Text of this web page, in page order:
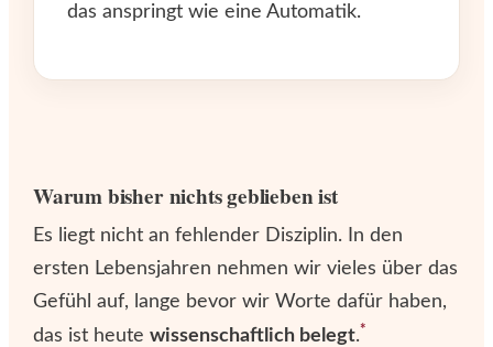
das anspringt wie eine Automatik.
Warum bisher nichts geblieben ist
Es liegt nicht an fehlender Disziplin. In den
ersten Lebensjahren nehmen wir vieles über das
Gefühl auf, lange bevor wir Worte dafür haben,
das ist heute wissenschaftlich belegt.*